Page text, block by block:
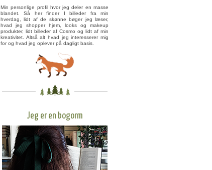
Min personlige profil hvor jeg deler en masse
blandet. Så her finder I billeder fra min
hverdag, lidt af de skønne bøger jeg læser,
hvad jeg shopper hjem, looks og makeup
produkter, lidt billeder af Cosmo og lidt af min
kreativitet. Altså alt hvad jeg interesserer mig
for og hvad jeg oplever på dagligt basis.
Jeg er en bogorm